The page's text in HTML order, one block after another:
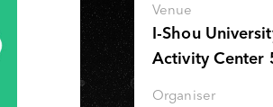
Venue
I-Shou
Activity Center
Organiser